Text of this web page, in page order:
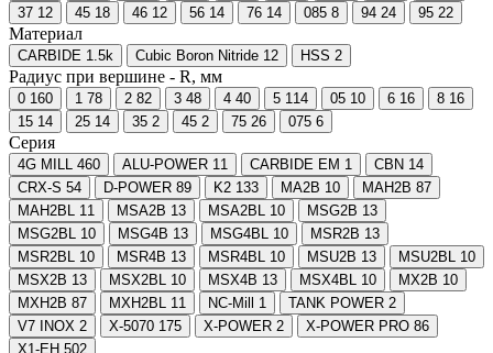
37 12 45 18 46 12 56 14 76 14 085 8 94 24 95 22
Материал
CARBIDE 1.5k Cubic Boron Nitride 12 HSS 2
Радиус при вершине - R, мм
0 160 1 78 2 82 3 48 4 40 5 114 05 10 6 16 8 16
15 14 25 14 35 2 45 2 75 26 075 6
Серия
4G MILL 460 ALU-POWER 11 CARBIDE EM 1 CBN 14
CRX-S 54 D-POWER 89 K2 133 MA2B 10 MAH2B 87
MAH2BL
11 MSA2B 13 MSA2BL 10 MSG2B 13
MSG2BL
10 MSG4B 13 MSG4BL 10 MSR2B 13
MSR2BL
10 MSR4B 13 MSR4BL 10 MSU2B 13 MSU2BL
10
MSX2B 13 MSX2BL 10 MSX4B 13 MSX4BL 10 MX2B 10
MXH2B 87 MXH2BL 11 NC-Mill 1 TANK POWER 2
V7 INOX 2 X-5070 175 X-POWER 2 X-POWER PRO 86
X1-EH 502